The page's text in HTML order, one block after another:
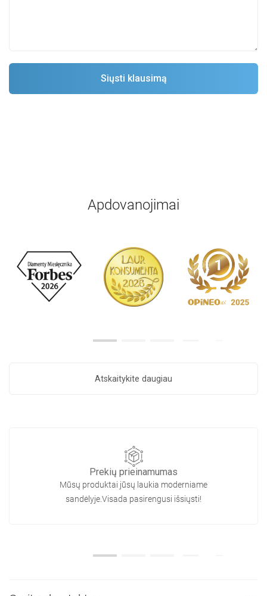
Apdovanojimai
Atskaitykite daugiau
Prekių prieinamumas
Mūsų produktai jūsų laukia moderniame
sandėlyje.Visada pasirengusi išsiųsti!